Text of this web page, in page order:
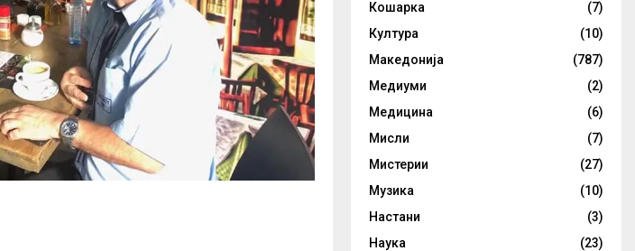
Кошарка
(7)
Култура
(10)
Македонија
(787)
Медиуми
(2)
Медицина
(6)
Мисли
(7)
Мистерии
(27)
Музика
(10)
Настани
(3)
Наука
(23)